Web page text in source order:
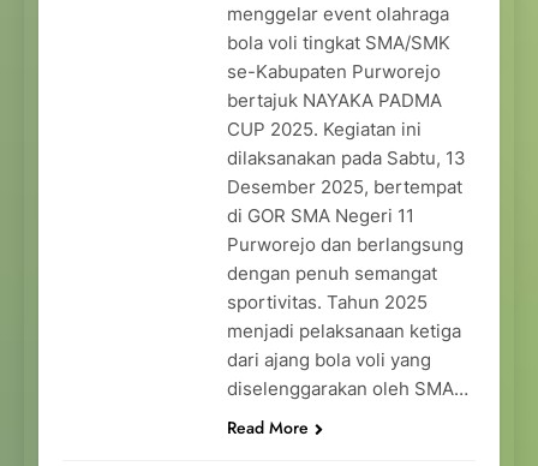
menggelar event olahraga
bola voli tingkat SMA/SMK
se-Kabupaten Purworejo
bertajuk NAYAKA PADMA
CUP 2025. Kegiatan ini
dilaksanakan pada Sabtu, 13
Desember 2025, bertempat
di GOR SMA Negeri 11
Purworejo dan berlangsung
dengan penuh semangat
sportivitas. Tahun 2025
menjadi pelaksanaan ketiga
dari ajang bola voli yang
diselenggarakan oleh SMA…
Read More